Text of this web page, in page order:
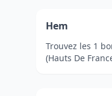
Hem
Trouvez les 1
(Hauts De